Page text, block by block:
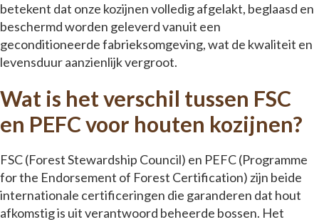
betekent dat onze kozijnen volledig afgelakt, beglaasd en
beschermd worden geleverd vanuit een
geconditioneerde fabrieksomgeving, wat de kwaliteit en
levensduur aanzienlijk vergroot.
Wat is het verschil tussen FSC
en PEFC voor houten kozijnen?
FSC (Forest Stewardship Council) en PEFC (Programme
for the Endorsement of Forest Certification) zijn beide
internationale certificeringen die garanderen dat hout
afkomstig is uit verantwoord beheerde bossen. Het